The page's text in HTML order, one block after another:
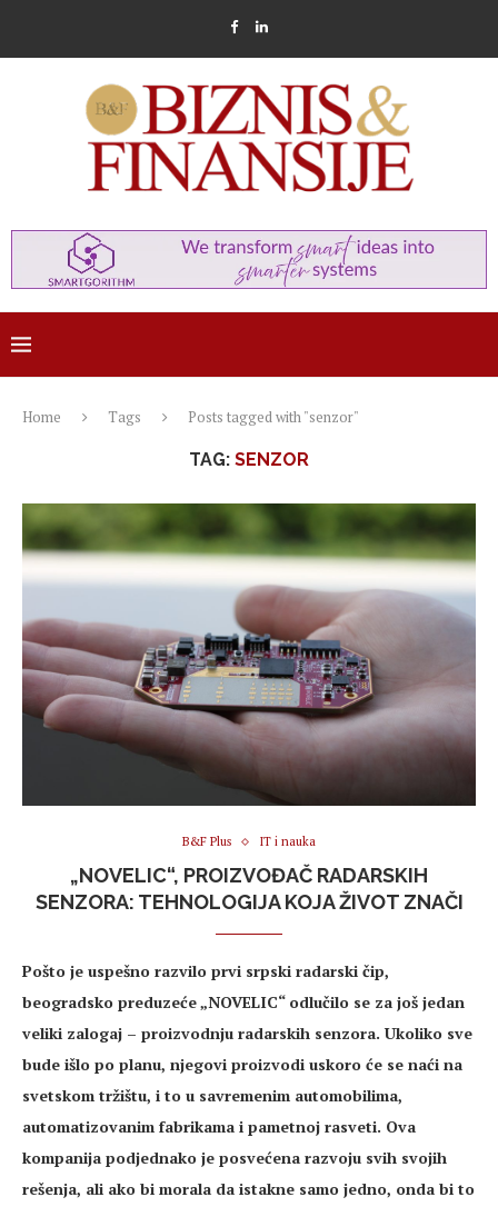
Home Tags Posts tagged with "senzor"
TAG: SENZOR
B&F Plus IT i nauka
„NOVELIC“, PROIZVOĐAČ RADARSKIH
SENZORA: TEHNOLOGIJA KOJA ŽIVOT ZNAČI
Pošto je uspešno razvilo prvi srpski radarski čip,
beogradsko preduzeće „NOVELIC“ odlučilo se za još jedan
veliki zalogaj – proizvodnju radarskih senzora. Ukoliko sve
bude išlo po planu, njegovi proizvodi uskoro će se naći na
svetskom tržištu, i to u savremenim automobilima,
automatizovanim fabrikama i pametnoj rasveti. Ova
kompanija podjednako je posvećena razvoju svih svojih
rešenja, ali ako bi morala da istakne samo jedno, onda bi to